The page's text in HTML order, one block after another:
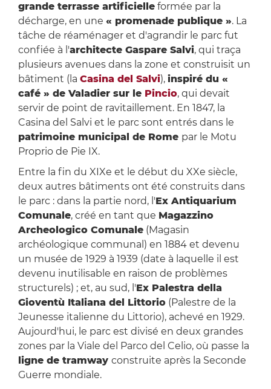
grande terrasse artificielleformée par la
décharge, en une « promenade publique ». La
tâche de réaménager et d'agrandir le parc fut
confiée à l'architecte Gaspare Salvi, qui traça
plusieurs avenues dans la zone et construisit un
bâtiment (la Casina del Salvi), inspiré du «
café » de Valadier sur le Pincio, qui devait
servir de point de ravitaillement. En 1847, la
Casina del Salvi et le parc sont entrés dans le
patrimoine municipal de Rome par le Motu
Proprio de Pie IX.
Entre la fin du XIXe et le début du XXe siècle,
deux autres bâtiments ont été construits dans
le parc : dans la partie nord, l'Ex Antiquarium
Comunale, créé en tant que Magazzino
Archeologico Comunale(Magasin
archéologique communal) en 1884 et devenu
un musée de 1929 à 1939 (date à laquelle il est
devenu inutilisable en raison de problèmes
structurels) ; et, au sud, l'Ex Palestra della
Gioventù Italiana del Littorio(Palestre de la
Jeunesse italienne du Littorio), achevé en 1929.
Aujourd'hui, le parc est divisé en deux grandes
zones par la Viale del Parco del Celio, où passe la
ligne de tramway construite après la Seconde
Guerre mondiale.